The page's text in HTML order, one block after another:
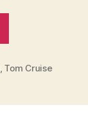
de
regresa»
, Tom Cruise